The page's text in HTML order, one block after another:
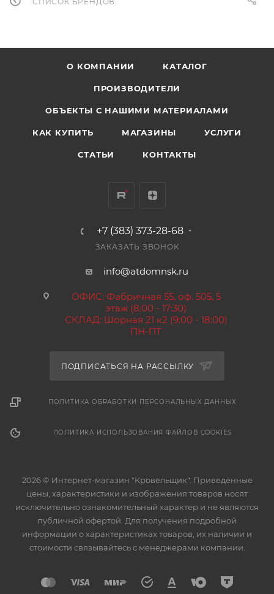
О КОМПАНИИ КАТАЛОГ
ПРОИЗВОДИТЕЛИ
ОБЪЕКТЫ С НАШИМИ МАТЕРИАЛАМИ
КАК КУПИТЬ МАГАЗИНЫ УСЛУГИ
СТАТЬИ КОНТАКТЫ
+7 (383) 373-28-68
ЗАКАЗАТЬ ЗВОНОК
info@atdomnsk.ru
ОФИС: Фабричная 55, оф. 505, 5
этаж (8:00 - 17:30)
СКЛАД: Шорная 21 к2 (9:00 - 18:00)
ПН-ПТ
ПОДПИСАТЬСЯ НА РАССЫЛКУ
ПОЛИТИКА ОБРАБОТКИ ПЕРСОНАЛЬНЫХ ДАННЫХ
ПОЛИТИКА ИСПОЛЬЗОВАНИЯ ФАЙЛОВ COOKIES
2026 © Интернет-магазин "Кровельщик". Приведённые
цены, характеристики и изображения товаров носят
исключительно ознакомительный характер и не являются
публичной офертой. Для получения подробной
информации о характеристиках товаров, их наличии и
стоимости связывайтесь с менеджерами компании.